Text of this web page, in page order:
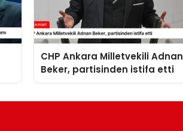
CHP Ankara Milletvekili Adnan
Beker, partisinden istifa etti